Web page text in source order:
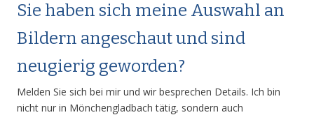
Sie haben sich meine Auswahl an
Bildern angeschaut und sind
neugierig geworden?
Melden Sie sich bei mir und wir besprechen Details. Ich bin
nicht nur in Mönchengladbach tätig, sondern auch